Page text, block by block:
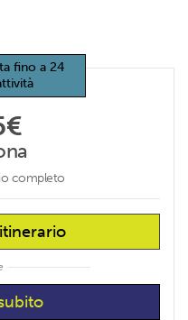
fino a 24
completo